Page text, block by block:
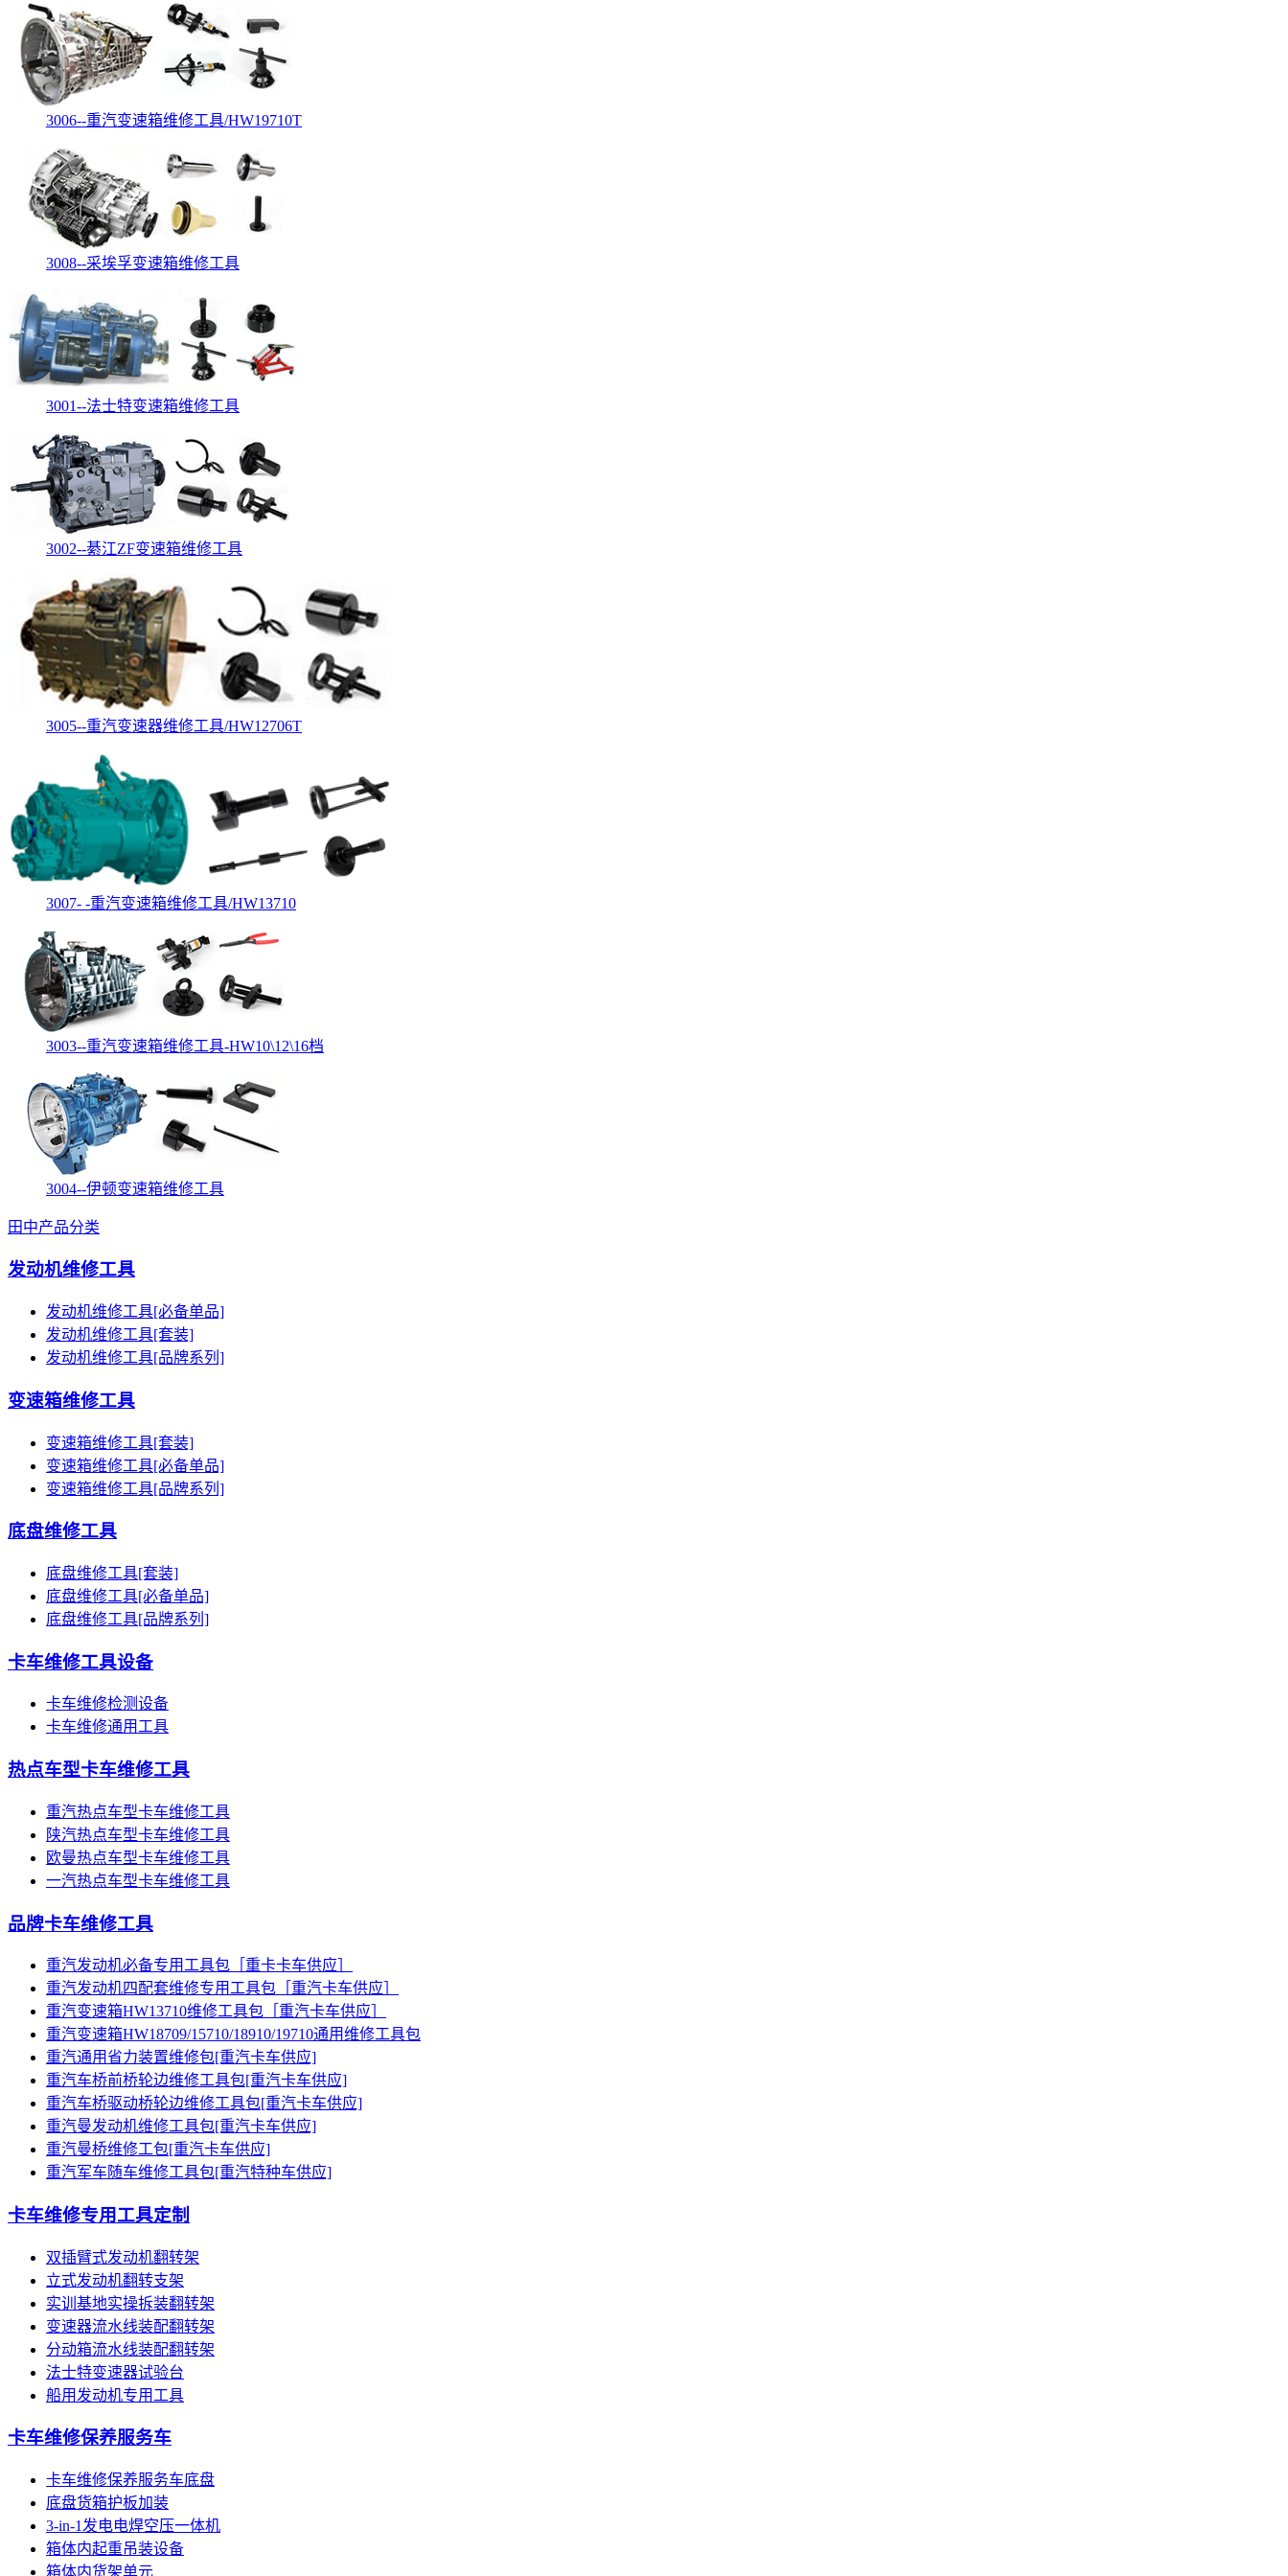
3006--重汽变速箱维修工具/HW19710T
3008--采埃孚变速箱维修工具
3001--法士特变速箱维修工具
3002--綦江ZF变速箱维修工具
3005--重汽变速器维修工具/HW12706T
3007- -重汽变速箱维修工具/HW13710
3003--重汽变速箱维修工具-HW10\12\16档
3004--伊顿变速箱维修工具
田中产品分类
发动机维修工具
发动机维修工具[必备单品]
发动机维修工具[套装]
发动机维修工具[品牌系列]
变速箱维修工具
变速箱维修工具[套装]
变速箱维修工具[必备单品]
变速箱维修工具[品牌系列]
底盘维修工具
底盘维修工具[套装]
底盘维修工具[必备单品]
底盘维修工具[品牌系列]
卡车维修工具设备
卡车维修检测设备
卡车维修通用工具
热点车型卡车维修工具
重汽热点车型卡车维修工具
陕汽热点车型卡车维修工具
欧曼热点车型卡车维修工具
一汽热点车型卡车维修工具
品牌卡车维修工具
重汽发动机必备专用工具包［重卡卡车供应］
重汽发动机四配套维修专用工具包［重汽卡车供应］
重汽变速箱HW13710维修工具包［重汽卡车供应］
重汽变速箱HW18709/15710/18910/19710通用维修工具包
重汽通用省力装置维修包[重汽卡车供应]
重汽车桥前桥轮边维修工具包[重汽卡车供应]
重汽车桥驱动桥轮边维修工具包[重汽卡车供应]
重汽曼发动机维修工具包[重汽卡车供应]
重汽曼桥维修工包[重汽卡车供应]
重汽军车随车维修工具包[重汽特种车供应]
卡车维修专用工具定制
双插臂式发动机翻转架
立式发动机翻转支架
实训基地实操拆装翻转架
变速器流水线装配翻转架
分动箱流水线装配翻转架
法士特变速器试验台
船用发动机专用工具
卡车维修保养服务车
卡车维修保养服务车底盘
底盘货箱护板加装
3-in-1发电电焊空压一体机
箱体内起重吊装设备
箱体内货架单元